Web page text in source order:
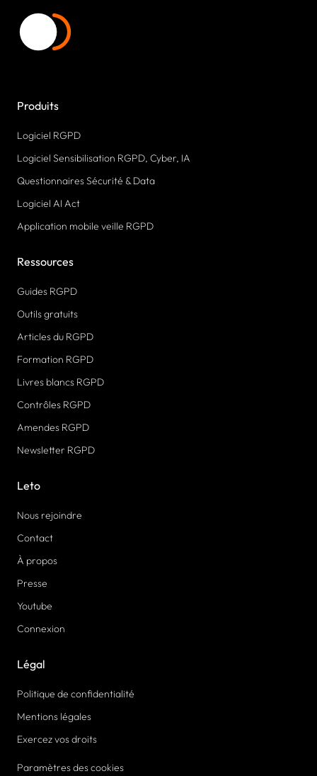
Produits
Logiciel RGPD
Logiciel Sensibilisation RGPD, Cyber, IA
Questionnaires Sécurité & Data
Logiciel AI Act
Application mobile veille RGPD
Ressources
Guides RGPD
Outils gratuits
Articles du RGPD
Formation RGPD
Livres blancs RGPD
Contrôles RGPD
Amendes RGPD
Newsletter RGPD
Leto
Nous rejoindre
Contact
À propos
Presse
Youtube
Connexion
Légal
Politique de confidentialité
Mentions légales
Exercez vos droits
Paramètres des cookies